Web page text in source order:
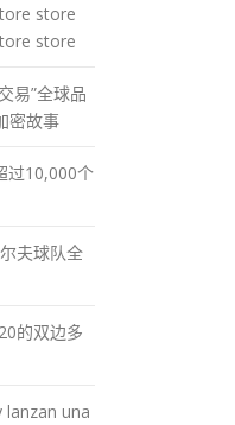
store
store
易”全球品
密故事
过10,000个
夫球队全
的双边多
lanzan una